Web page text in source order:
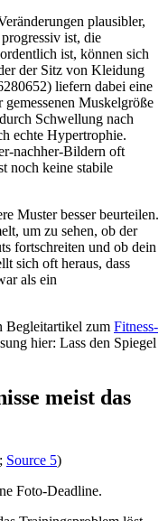
plausibler,
ist, die
ist, können sich
der Sitz von Kleidung
liefern dabei eine
Muskelgröße
Schwellung nach
echte Hypertrophie.
nachher-Bildern oft
noch keine stabile
Muster besser beurteilen.
um zu sehen, ob der
fortschreiten und ob dein
sich oft heraus, dass
als ein
Begleitartikel zum Fitness-
hier: Lass den Spiegel
meist das
; Source 5)
Foto-Deadline.